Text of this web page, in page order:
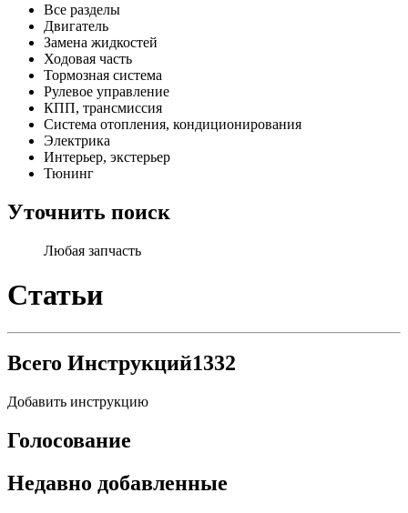
Все разделы
Двигатель
Замена жидкостей
Ходовая часть
Тормозная система
Рулевое управление
КПП, трансмиссия
Система отопления, кондиционирования
Электрика
Интерьер, экстерьер
Тюнинг
Уточнить поиск
Любая запчасть
Статьи
Всего Инструкций1332
Добавить инструкцию
Голосование
Недавно добавленные